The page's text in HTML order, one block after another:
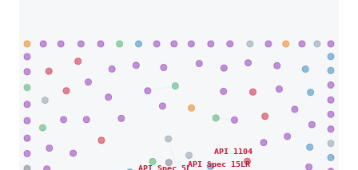
API Spec 15LR
API 1104
API Spec 5L